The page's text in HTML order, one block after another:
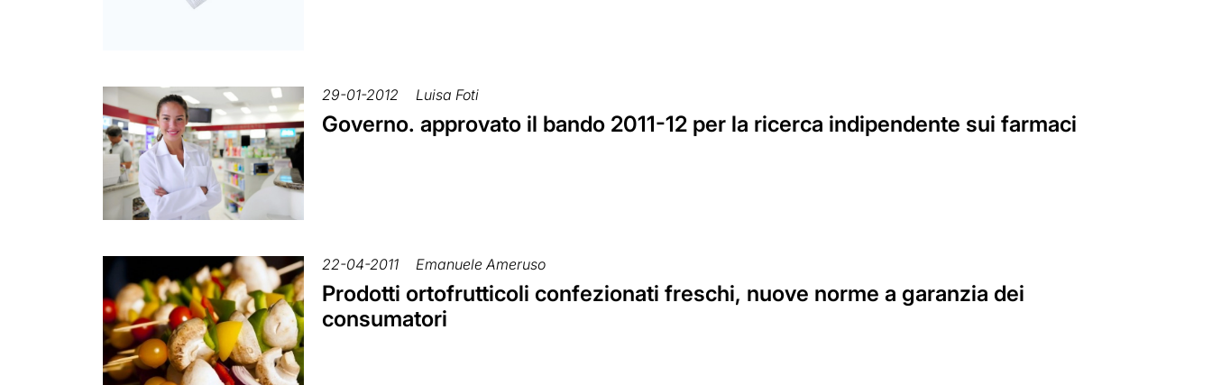
29-01-2012 Luisa Foti
Governo. approvato il bando 2011-12 per la ricerca indipendente sui farmaci
22-04-2011 Emanuele Ameruso
Prodotti ortofrutticoli confezionati freschi, nuove norme a garanzia dei
consumatori